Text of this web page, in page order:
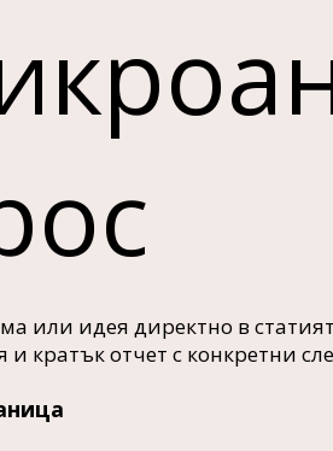
или идея директно в
кратък отчет с конкретни